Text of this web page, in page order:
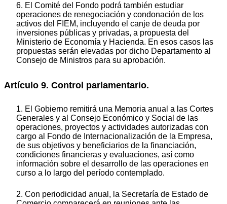
6. El Comité del Fondo podrá también estudiar
operaciones de renegociación y condonación de los
activos del FIEM, incluyendo el canje de deuda por
inversiones públicas y privadas, a propuesta del
Ministerio de Economía y Hacienda. En esos casos las
propuestas serán elevadas por dicho Departamento al
Consejo de Ministros para su aprobación.
Artículo 9. Control parlamentario.
1. El Gobierno remitirá una Memoria anual a las Cortes
Generales y al Consejo Económico y Social de las
operaciones, proyectos y actividades autorizadas con
cargo al Fondo de Internacionalización de la Empresa,
de sus objetivos y beneficiarios de la financiación,
condiciones financieras y evaluaciones, así como
información sobre el desarrollo de las operaciones en
curso a lo largo del período contemplado.
2. Con periodicidad anual, la Secretaría de Estado de